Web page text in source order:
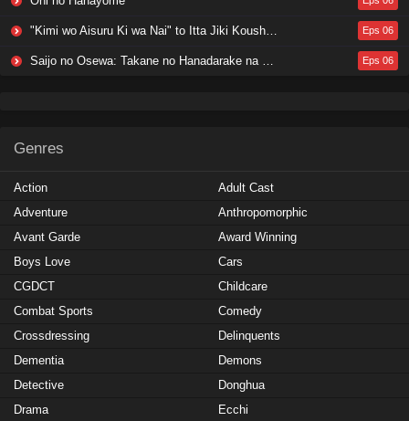
"Kimi wo Aisuru Ki wa Nai" to Itta Jiki Koushaku-sama ga Nazeka Dekiai shitekimasu Eps 06
Saijo no Osewa: Takane no Hanadarake na Meimonkou de, Gakuin Ichi no Ojousama (Seikatsu Nouryoku Kaimu) wo Kagenagara Osewa suru Koto ni Narimashita Eps 06
Genres
Action
Adult Cast
Adventure
Anthropomorphic
Avant Garde
Award Winning
Boys Love
Cars
CGDCT
Childcare
Combat Sports
Comedy
Crossdressing
Delinquents
Dementia
Demons
Detective
Donghua
Drama
Ecchi